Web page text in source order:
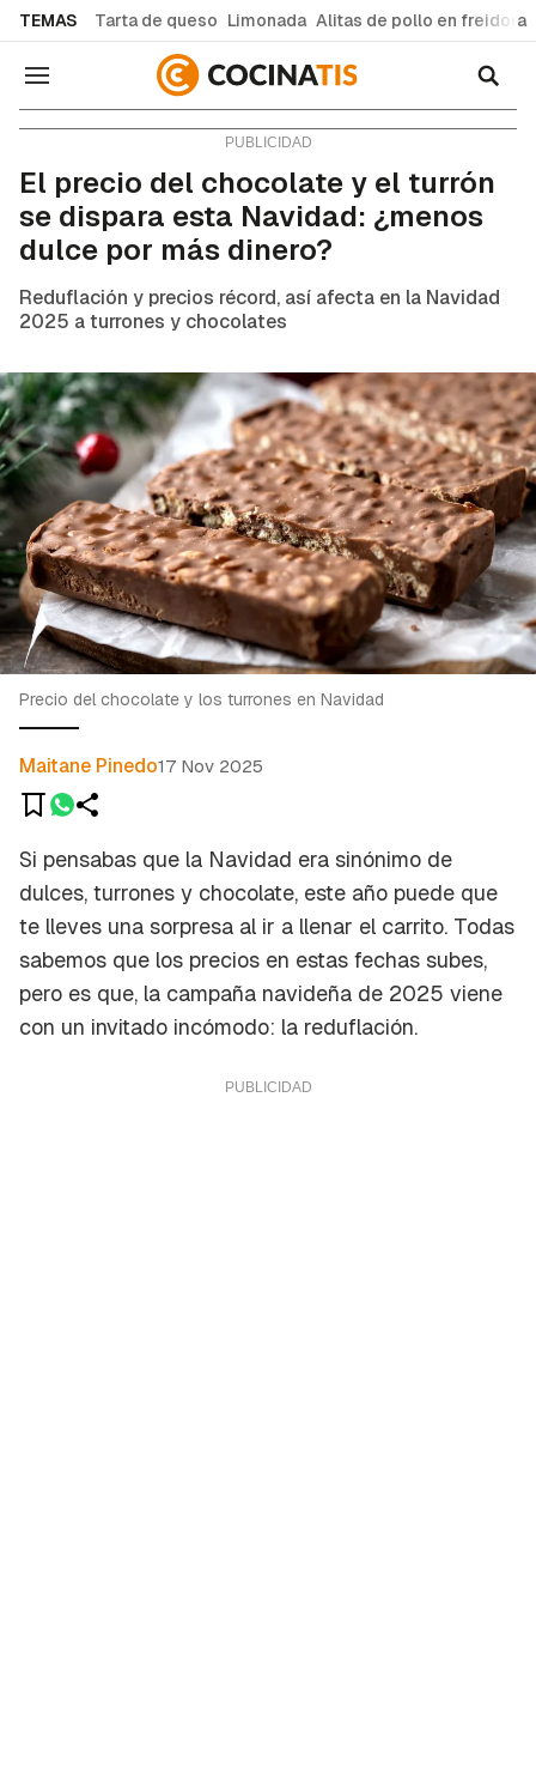
TEMAS Tarta de queso Limonada Alitas de pollo en freidora
Navegación
Actualidad y tendencias de cocina
El precio del chocolate y el turrón
se dispara esta Navidad: ¿menos
dulce por más dinero?
Reduflación y precios récord, así afecta en la Navidad
2025 a turrones y chocolates
Precio del chocolate y los turrones en Navidad
Maitane Pinedo17 Nov 2025
Si pensabas que la Navidad era sinónimo de
dulces, turrones y chocolate, este año puede que
te lleves una sorpresa al ir a llenar el carrito. Todas
sabemos que los precios en estas fechas subes,
pero es que, la campaña navideña de 2025 viene
con un invitado incómodo: la reduflación.